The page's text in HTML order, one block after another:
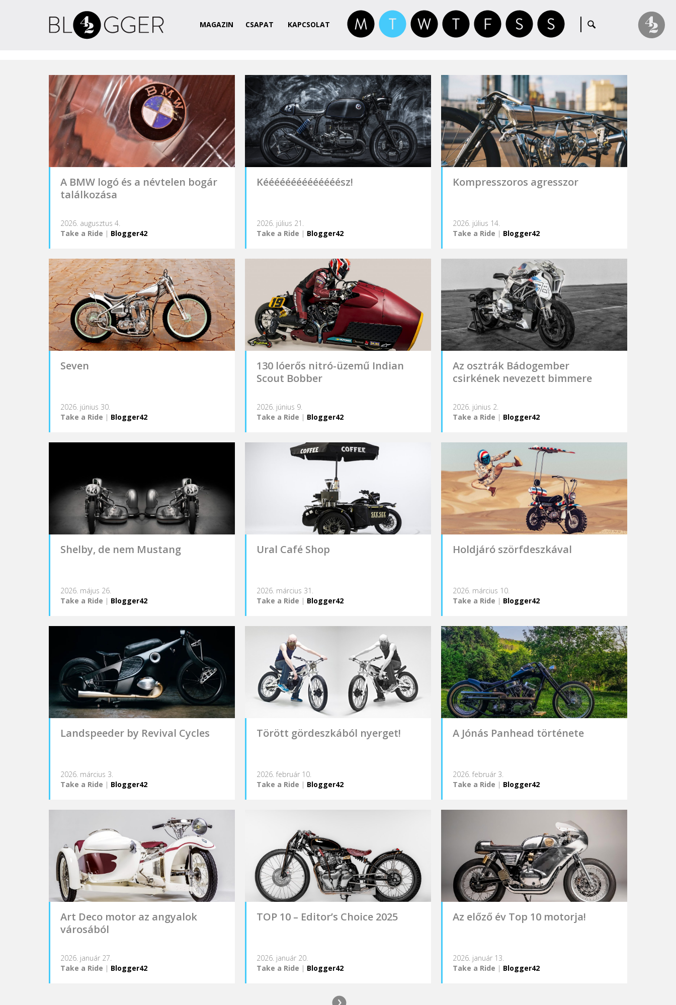
MAGAZIN CSAPAT KAPCSOLAT
A BMW logó és a névtelen bogár
találkozása
2026. augusztus 4.
Take a Ride | Blogger42
Kéééééééééééééész!
2026. július 21.
Take a Ride | Blogger42
Kompresszoros agresszor
2026. július 14.
Take a Ride | Blogger42
Seven
2026. június 30.
Take a Ride | Blogger42
130 lóerős nitró-üzemű Indian
Scout Bobber
2026. június 9.
Take a Ride | Blogger42
Az osztrák Bádogember
csirkének nevezett bimmere
2026. június 2.
Take a Ride | Blogger42
Shelby, de nem Mustang
2026. május 26.
Take a Ride | Blogger42
Ural Café Shop
2026. március 31.
Take a Ride | Blogger42
Holdjáró szörfdeszkával
2026. március 10.
Take a Ride | Blogger42
Landspeeder by Revival Cycles
2026. március 3.
Take a Ride | Blogger42
Törött gördeszkából nyerget!
2026. február 10.
Take a Ride | Blogger42
A Jónás Panhead története
2026. február 3.
Take a Ride | Blogger42
Art Deco motor az angyalok
városából
2026. január 27.
Take a Ride | Blogger42
TOP 10 – Editor’s Choice 2025
2026. január 20.
Take a Ride | Blogger42
Az előző év Top 10 motorja!
2026. január 13.
Take a Ride | Blogger42